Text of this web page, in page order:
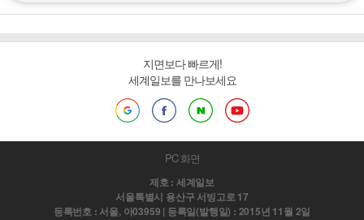
지면보다 빠르게!
세계일보를 만나보세요
PC 화면
제호 : 세계일보
서울특별시 용산구 서빙고로 17
등록번호 : 서울, 아03959 | 등록일(발행일) : 2015년 11월 2일